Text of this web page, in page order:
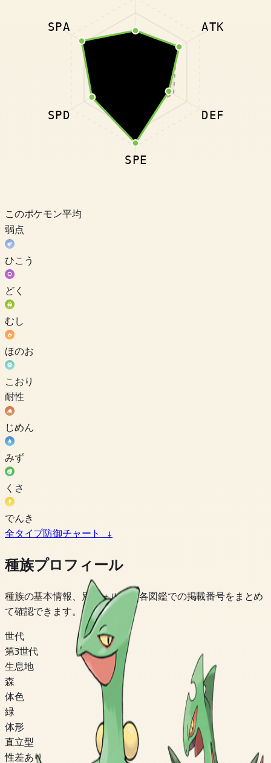
ATK
DEF
SPE
SPD
SPA
このポケモン平均
弱点
ひこう
どく
むし
ほのお
こおり
耐性
じめん
みず
くさ
でんき
全タイプ防御チャート
↓
種族プロフィール
種族の基本情報、別フォルム、各図鑑での掲載番号をまとめ
て確認できます。
世代
第3世代
生息地
森
体色
緑
体形
直立型
性差あり